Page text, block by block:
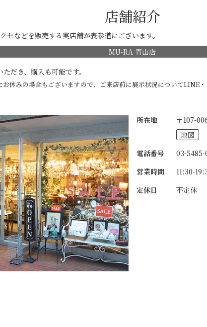
店舗紹介
セなどを販売する実店舗が表参道にございます。
MU-RA 青山店
だき、購入も可能です。
休みの場合もございますので、ご来店前に展示状況についてLINE
所在地
〒107-
地図
電話番号
03-5485-
営業時間
11:30-
定休日
不定休